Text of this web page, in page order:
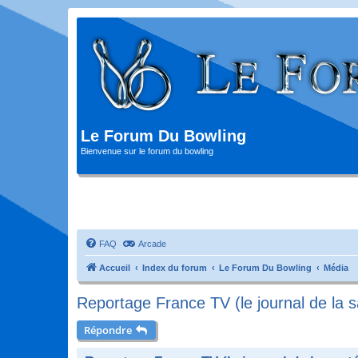
Le Forum Du Bowling
Bienvenue sur le forum du bowling
FAQ Arcade
Accueil Index du forum Le Forum Du Bowling Média
Reportage France TV (le journal de la
Répondre